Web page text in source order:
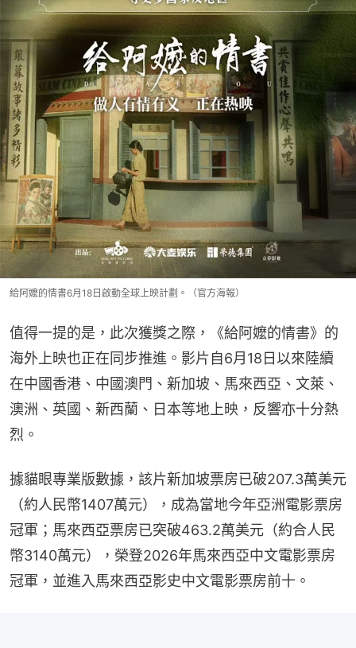
給阿嬤的情書6月18日啟動全球上映計劃。（官方海報）
值得一提的是，此次獲獎之際，《給阿嬤的情書》的
海外上映也正在同步推進。影片自6月18日以來陸續
在中國香港、中國澳門、新加坡、馬來西亞、文萊、
澳洲、英國、新西蘭、日本等地上映，反響亦十分熱
烈。
據貓眼專業版數據，該片新加坡票房已破207.3萬美元
（約人民幣1407萬元），成為當地今年亞洲電影票房
冠軍；馬來西亞票房已突破‌463.2萬美元‌（約合人民
幣3140萬元），榮登‌2026年馬來西亞中文電影票房
冠軍‌，並進入馬來西亞影史中文電影票房前十。